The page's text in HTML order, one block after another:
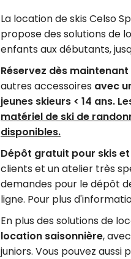
La location de skis Celso
propose des solutions de
enfants aux débutants,
Réservez dès maintenant
autres accessoires avec
jeunes skieurs < 14 ans.
matériel de ski de
disponibles.
Dépôt gratuit pour skis
clients et un atelier très
demandes pour le dépôt
ligne. Pour plus
En plus des solutions de
location saisonnière,
juniors. Vous pouvez